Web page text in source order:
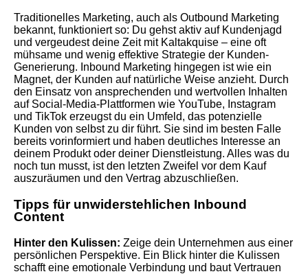
Traditionelles Marketing, auch als Outbound Marketing
bekannt, funktioniert so: Du gehst aktiv auf Kundenjagd
und vergeudest deine Zeit mit Kaltakquise – eine oft
mühsame und wenig effektive Strategie der Kunden-
Generierung. Inbound Marketing hingegen ist wie ein
Magnet, der Kunden auf natürliche Weise anzieht. Durch
den Einsatz von ansprechenden und wertvollen Inhalten
auf Social-Media-Plattformen wie YouTube, Instagram
und TikTok erzeugst du ein Umfeld, das potenzielle
Kunden von selbst zu dir führt. Sie sind im besten Falle
bereits vorinformiert und haben deutliches Interesse an
deinem Produkt oder deiner Dienstleistung. Alles was du
noch tun musst, ist den letzten Zweifel vor dem Kauf
auszuräumen und den Vertrag abzuschließen.
Tipps für unwiderstehlichen Inbound
Content
Hinter den Kulissen: Zeige dein Unternehmen aus einer
persönlichen Perspektive. Ein Blick hinter die Kulissen
schafft eine emotionale Verbindung und baut Vertrauen